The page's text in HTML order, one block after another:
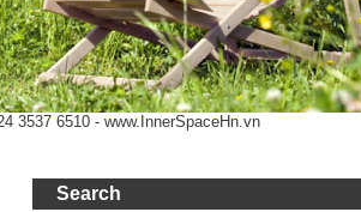
3537 6510 - www.InnerSpaceHn.vn
Search